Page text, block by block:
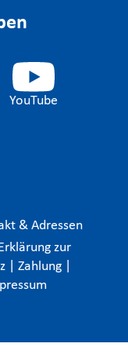
YouTube
& Adressen
zur
Zahlung